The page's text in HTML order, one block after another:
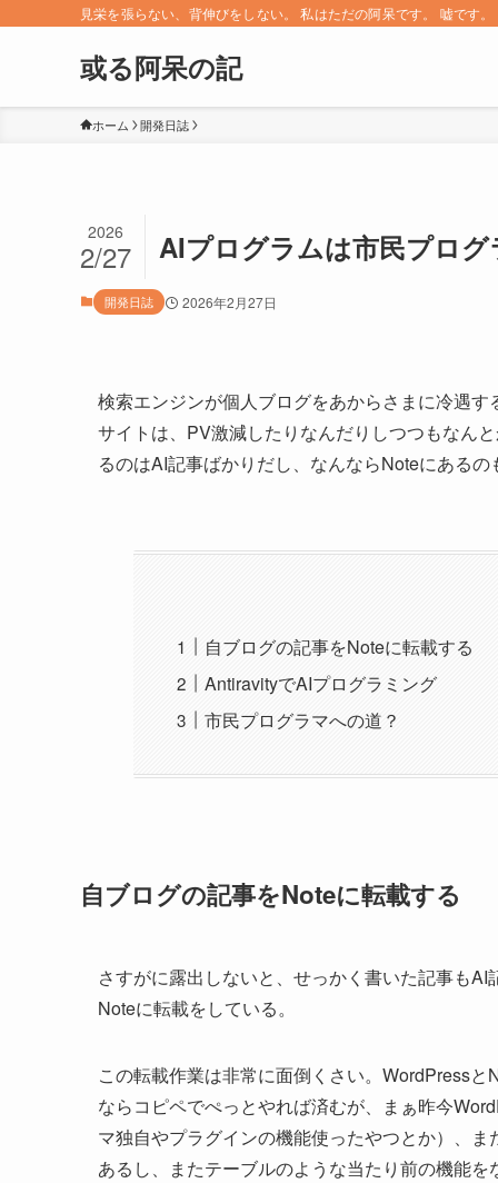
見栄を張らない、背伸びをしない。 私はただの阿呆です。 嘘です
或る阿呆の記
ホーム 開発日誌
AIプログラムは市民プロ
2026
2/27
開発日誌 2026年2月27日
検索エンジンが個人ブログをあからさまに冷遇
サイトは、PV激減したりなんだりしつつもなん
るのはAI記事ばかりだし、なんならNoteにある
自ブログの記事をNoteに転載する
AntiravityでAIプログラミング
市民プログラマへの道？
自ブログの記事をNoteに転載する
さすがに露出しないと、せっかく書いた記事も
Noteに転載をしている。
この転載作業は非常に面倒くさい。WordPress
ならコピペでぺっとやれば済むが、まぁ昨今
マ独自やプラグインの機能使ったやつとか）、
あるし、またテーブルのような当たり前の機能